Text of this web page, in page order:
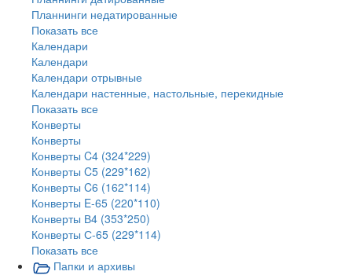
Планнинги недатированные
Показать все
Календари
Календари
Календари отрывные
Календари настенные, настольные, перекидные
Показать все
Конверты
Конверты
Конверты C4 (324*229)
Конверты C5 (229*162)
Конверты C6 (162*114)
Конверты E-65 (220*110)
Конверты В4 (353*250)
Конверты С-65 (229*114)
Показать все
Папки и архивы